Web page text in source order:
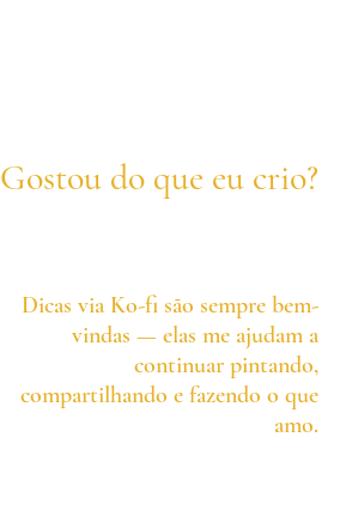
Gostou do que eu crio?
Dicas via Ko-fi são sempre bem-
vindas — elas me ajudam a
continuar pintando,
compartilhando e fazendo o que
amo.